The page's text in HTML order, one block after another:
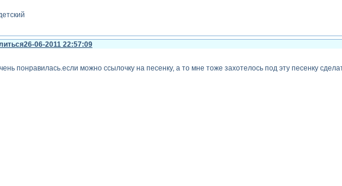
26-06-2011 22:57:09
понравилась.если можно ссылочку на песенку, а то мне тоже захотелось под эту песенку